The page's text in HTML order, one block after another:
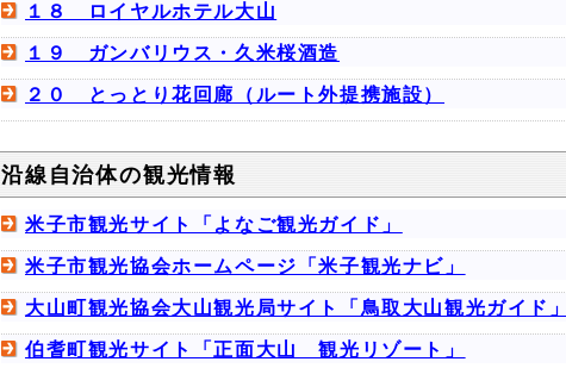
１８ ロイヤルホテル大山
１９ ガンバリウス・久米桜酒造
２０ とっとり花回廊（ルート外提携施設）
沿線自治体の観光情報
米子市観光サイト「よなご観光ガイド」
米子市観光協会ホームページ「米子観光ナビ」
大山町観光協会大山観光局サイト「鳥取大山観光ガイド
伯耆町観光サイト「正面大山 観光リゾート」